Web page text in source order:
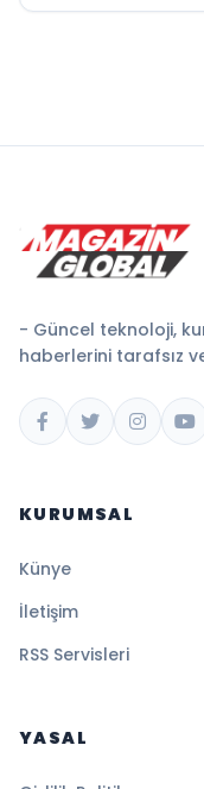
- Güncel teknoloji,
haberlerini tarafsız
KURUMSAL
Künye
İletişim
RSS Servisleri
YASAL